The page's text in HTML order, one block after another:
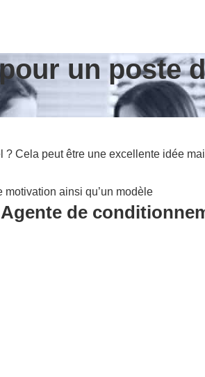
un poste
Cela peut être une excellente idée
ainsi qu’un modèle
de